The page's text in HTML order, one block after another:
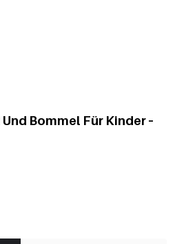
Bommel Für Kinder –